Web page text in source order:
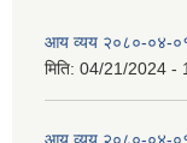
आय व्यय २०८०-०४-
मिति: 04/21/2024 -
आय व्यय २०८०-०४-